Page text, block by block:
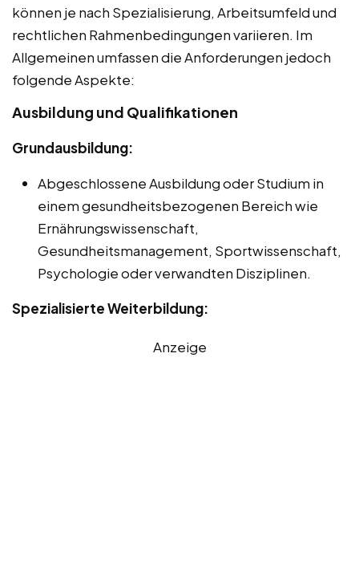
können je nach Spezialisierung, Arbeitsumfeld und
rechtlichen Rahmenbedingungen variieren. Im
Allgemeinen umfassen die Anforderungen jedoch
folgende Aspekte:
Ausbildung und Qualifikationen
Grundausbildung:
Abgeschlossene Ausbildung oder Studium in
einem gesundheitsbezogenen Bereich wie
Ernährungswissenschaft,
Gesundheitsmanagement, Sportwissenschaft,
Psychologie oder verwandten Disziplinen.
Spezialisierte Weiterbildung:
Anzeige